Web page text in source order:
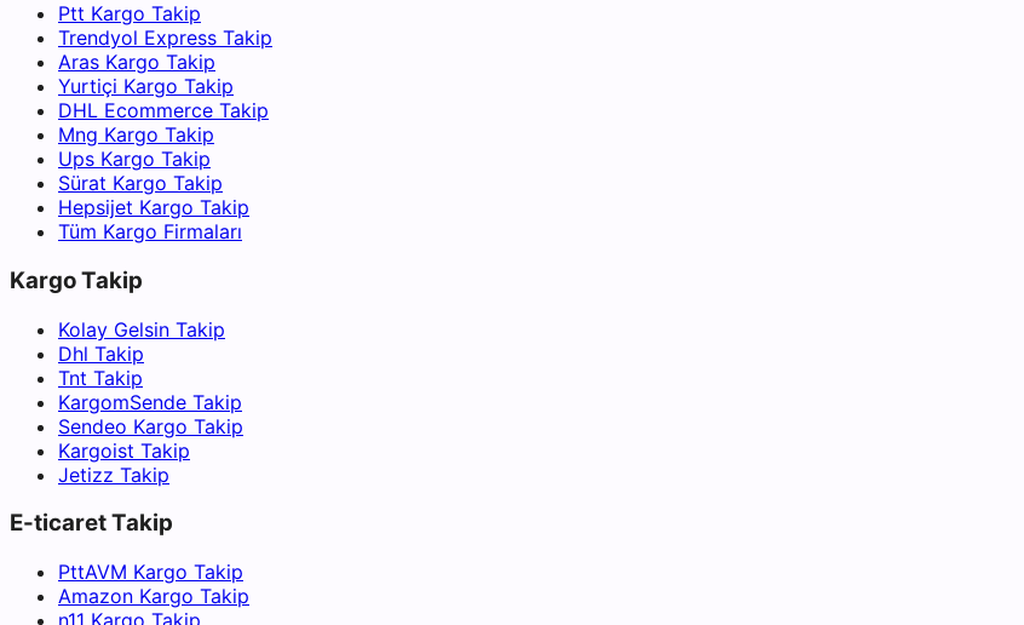
Ptt Kargo Takip
Trendyol Express Takip
Aras Kargo Takip
Yurtiçi Kargo Takip
DHL Ecommerce Takip
Mng Kargo Takip
Ups Kargo Takip
Sürat Kargo Takip
Hepsijet Kargo Takip
Tüm Kargo Firmaları
Kargo Takip
Kolay Gelsin Takip
Dhl Takip
Tnt Takip
KargomSende Takip
Sendeo Kargo Takip
Kargoist Takip
Jetizz Takip
E-ticaret Takip
PttAVM Kargo Takip
Amazon Kargo Takip